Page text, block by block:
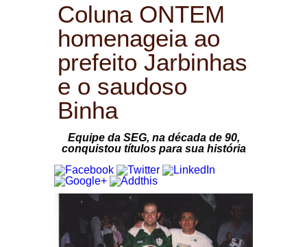
Coluna ONTEM
homenageia ao
prefeito Jarbinhas
e o saudoso
Binha
Equipe da SEG, na década de 90,
conquistou títulos para sua história